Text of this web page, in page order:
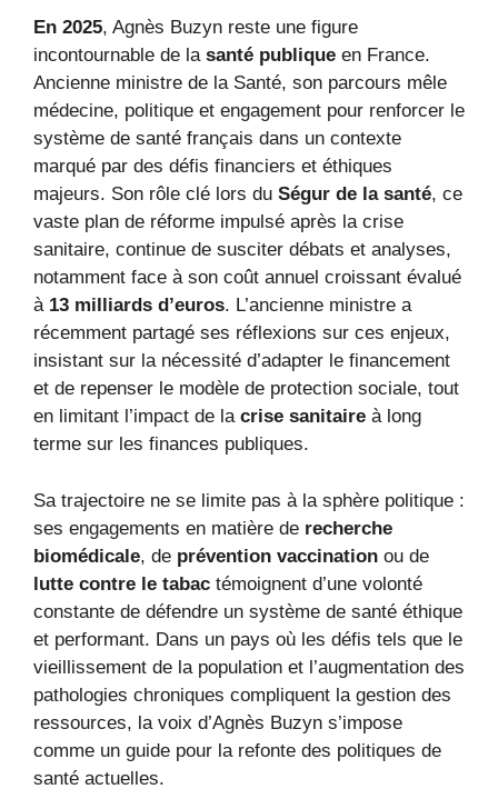
En 2025, Agnès Buzyn reste une figure
incontournable de la santé publique en France.
Ancienne ministre de la Santé, son parcours mêle
médecine, politique et engagement pour renforcer le
système de santé français dans un contexte
marqué par des défis financiers et éthiques
majeurs. Son rôle clé lors du Ségur de la santé, ce
vaste plan de réforme impulsé après la crise
sanitaire, continue de susciter débats et analyses,
notamment face à son coût annuel croissant évalué
à 13 milliards d’euros. L’ancienne ministre a
récemment partagé ses réflexions sur ces enjeux,
insistant sur la nécessité d’adapter le financement
et de repenser le modèle de protection sociale, tout
en limitant l’impact de la crise sanitaire à long
terme sur les finances publiques.
Sa trajectoire ne se limite pas à la sphère politique :
ses engagements en matière de recherche
biomédicale, de prévention vaccination ou de
lutte contre le tabac témoignent d’une volonté
constante de défendre un système de santé éthique
et performant. Dans un pays où les défis tels que le
vieillissement de la population et l’augmentation des
pathologies chroniques compliquent la gestion des
ressources, la voix d’Agnès Buzyn s’impose
comme un guide pour la refonte des politiques de
santé actuelles.